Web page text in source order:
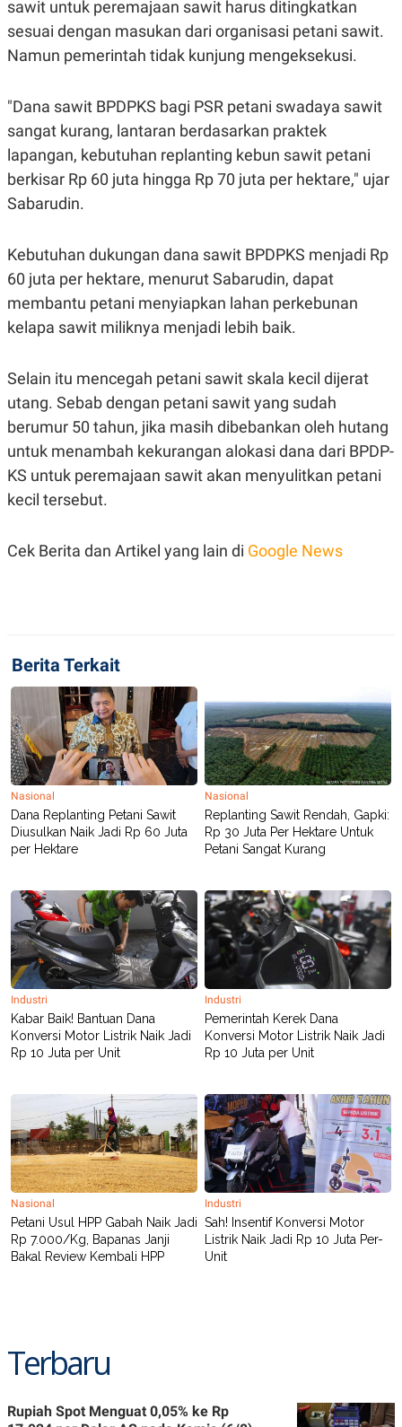
S
T
A
A
E
K
O
T
N
T
V
L
I
S
S
JARINGAN
K
O
N
N
C
D
E
Y
P
R
E
R
L
A
S
.
D
N
C
E
T
K
N
T
E
E
P
A
P
E
R
A
D
V
E
R
T
S
I
K
G
M
E
D
I
A
.
I
D
PROFILETERM
OF
USE
PEDOMAN
PEMBERITAAN
SIBER
PRIVACY
POLICY
sawit untuk peremajaan sawit harus ditingkatkan
sesuai dengan masukan dari organisasi petani sawit.
Namun pemerintah tidak kunjung mengeksekusi.
"Dana sawit BPDPKS bagi PSR petani swadaya sawit
sangat kurang, lantaran berdasarkan praktek
lapangan, kebutuhan replanting kebun sawit petani
berkisar Rp 60 juta hingga Rp 70 juta per hektare," ujar
Sabarudin.
Kebutuhan dukungan dana sawit BPDPKS menjadi Rp
60 juta per hektare, menurut Sabarudin, dapat
membantu petani menyiapkan lahan perkebunan
kelapa sawit miliknya menjadi lebih baik.
Selain itu mencegah petani sawit skala kecil dijerat
utang. Sebab dengan petani sawit yang sudah
berumur 50 tahun, jika masih dibebankan oleh hutang
untuk menambah kekurangan alokasi dana dari BPDP-
KS untuk peremajaan sawit akan menyulitkan petani
kecil tersebut.
Cek Berita dan Artikel yang lain di Google News
Berita Terkait
Nasional
Dana Replanting Petani Sawit
Diusulkan Naik Jadi Rp 60 Juta
per Hektare
Nasional
Replanting Sawit Rendah, Gapki:
Rp 30 Juta Per Hektare Untuk
Petani Sangat Kurang
Industri
Kabar Baik! Bantuan Dana
Konversi Motor Listrik Naik Jadi
Rp 10 Juta per Unit
Industri
Pemerintah Kerek Dana
Konversi Motor Listrik Naik Jadi
Rp 10 Juta per Unit
Nasional
Petani Usul HPP Gabah Naik Jadi
Rp 7.000/Kg, Bapanas Janji
Bakal Review Kembali HPP
Industri
Sah! Insentif Konversi Motor
Listrik Naik Jadi Rp 10 Juta Per-
Unit
Terbaru
Rupiah Spot Menguat 0,05% ke Rp